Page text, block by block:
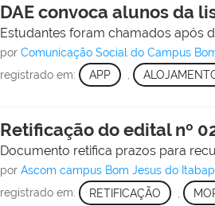
DAE convoca alunos da
Estudantes foram chamados após
porComunicação Social do Campus
registrado em: APP
Retificação do edital nº
Documento retifica prazos para
porAscom campus Bom Jesus do
registrado em: RETIFICAÇÃO